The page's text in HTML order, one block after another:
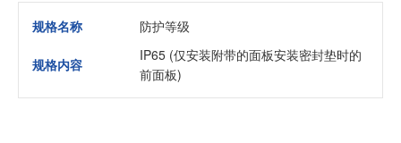
规格名称 防护等级
规格内容
IP65 (仅安装附带的面板安装密封垫时的
前面板)